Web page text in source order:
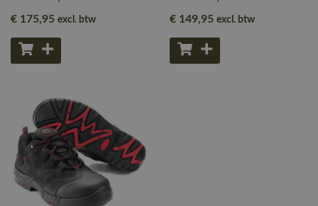
€ 175,95 excl. btw
€ 149,95 excl. btw